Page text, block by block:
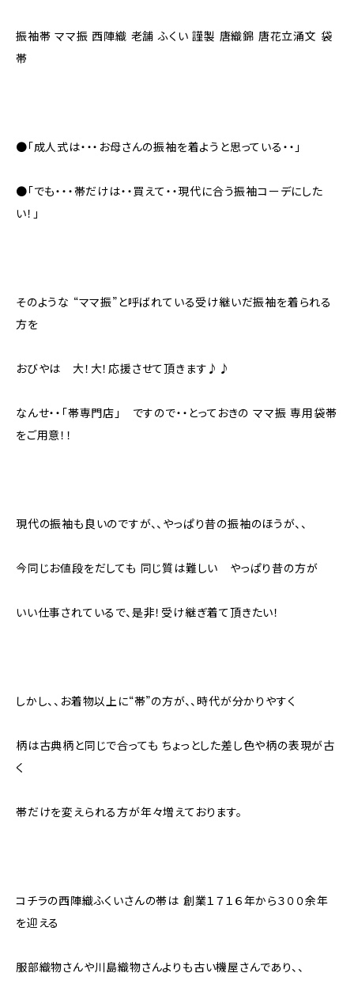
振袖帯 ママ振 西陣織 老舗 ふくい 謹製 唐織錦 唐花立涌文 袋
帯
●「成人式は・・・お母さんの振袖を着ようと思っている・・」
●「でも・・・帯だけは・・買えて・・現代に合う振袖コーデにした
い！」
そのような “ママ振”と呼ばれている受け継いだ振袖を着られる
方を
おびやは 大！大！応援させて頂きます♪♪
なんせ・・「帯専門店」 ですので・・とっておきの ママ振 専用袋帯
をご用意！！
現代の振袖も良いのですが、、やっぱり昔の振袖のほうが、、
今同じお値段をだしても 同じ質は難しい やっぱり昔の方が
いい仕事されているで、是非！受け継ぎ着て頂きたい！
しかし、、お着物以上に“帯”の方が、、時代が分かりやすく
柄は古典柄と同じで合っても ちょっとした差し色や柄の表現が古
く
帯だけを変えられる方が年々増えております。
コチラの西陣織ふくいさんの帯は 創業１７１６年から３００余年
を迎える
服部織物さんや川島織物さんよりも古い機屋さんであり、、